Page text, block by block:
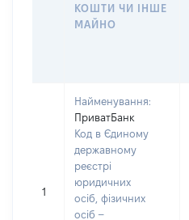
КОШТИ ЧИ ІНШЕ
МАЙНО
1
Найменування:
ПриватБанк
Код в Єдиному
державному
реєстрі
юридичних
осіб, фізичних
осіб –